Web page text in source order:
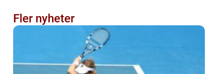
Fler nyheter